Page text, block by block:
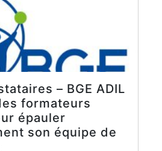
– BGE ADIL
formateurs
épauler
son équipe de